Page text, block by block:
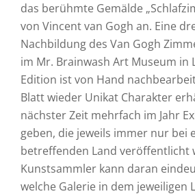
das berühmte Gemälde
von Vincent van Gogh an. Eine
Nachbildung des Van Gogh
im Mr. Brainwash Art Museum in
Edition ist von Hand
Blatt wieder Unikat Charakter
nächster Zeit mehrfach im Jahr
geben, die jeweils immer nur bei
betreffenden Land veröffentlicht
Kunstsammler kann daran
welche Galerie in dem jeweiligen